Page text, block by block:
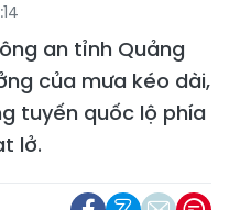
an tỉnh Quảng
của mưa kéo dài,
tuyến quốc lộ phía
lở.